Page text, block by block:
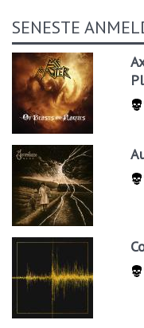
SENESTE